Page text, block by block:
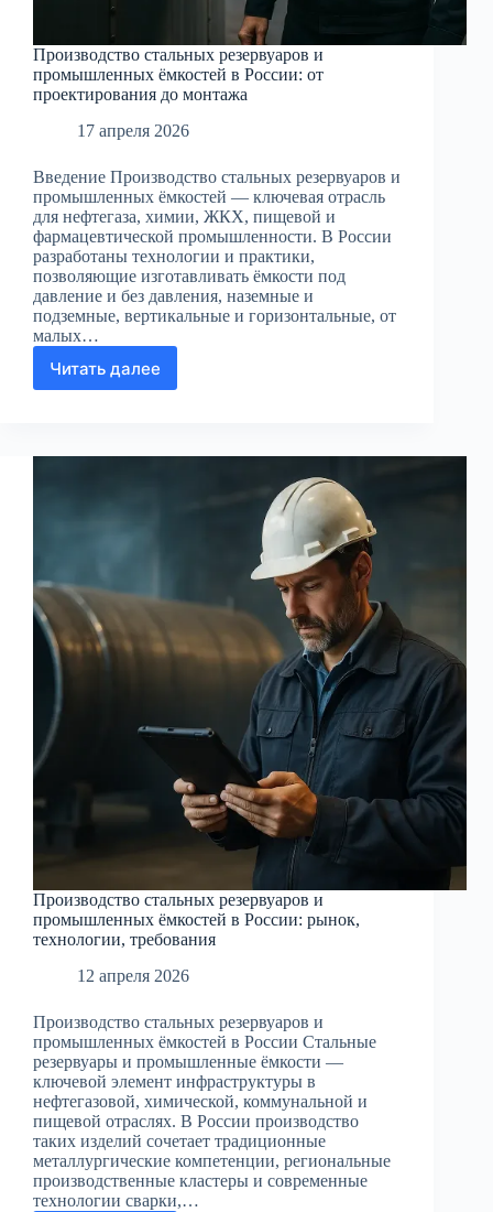
Производство стальных резервуаров и
промышленных ёмкостей в России: от
проектирования до монтажа
17 апреля 2026
Введение Производство стальных резервуаров и
промышленных ёмкостей — ключевая отрасль
для нефтегаза, химии, ЖКХ, пищевой и
фармацевтической промышленности. В России
разработаны технологии и практики,
позволяющие изготавливать ёмкости под
давление и без давления, наземные и
подземные, вертикальные и горизонтальные, от
малых…
Читать далее
Производство
промышленных
в
до
монтажа
Производство стальных резервуаров и
промышленных ёмкостей в России: рынок,
технологии, требования
12 апреля 2026
Производство стальных резервуаров и
промышленных ёмкостей в России Стальные
резервуары и промышленные ёмкости —
ключевой элемент инфраструктуры в
нефтегазовой, химической, коммунальной и
пищевой отраслях. В России производство
таких изделий сочетает традиционные
металлургические компетенции, региональные
производственные кластеры и современные
технологии сварки,…